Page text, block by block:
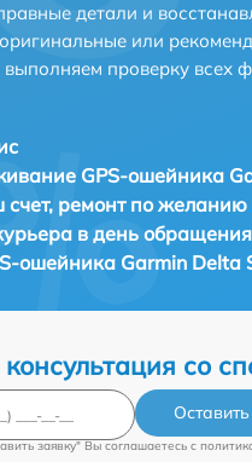
детали и
или
проверку всех
GPS-ошейника
ремонт по желанию
в день обращения
ошейника Garmin Delta
со
заявку" Вы соглашаетесь c